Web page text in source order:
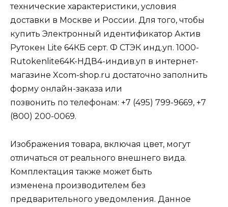
технические характеристики, условия
доставки в Москве и России. Для того, чтобы
купить Электронный идентификатор Актив
Рутокен Lite 64КБ серт. Ф СТЭК инд.уп. 1000-
Rutokenlite64K-НДВ4-индив.уп в интернет-
магазине Xcom-shop.ru достаточно заполнить
форму онлайн-заказа или
позвонить по телефонам: +7 (495) 799-9669, +7
(800) 200-0069.
Изображения товара, включая цвет, могут
отличаться от реального внешнего вида.
Комплектация также может быть
изменена производителем без
предварительного уведомления. Данное